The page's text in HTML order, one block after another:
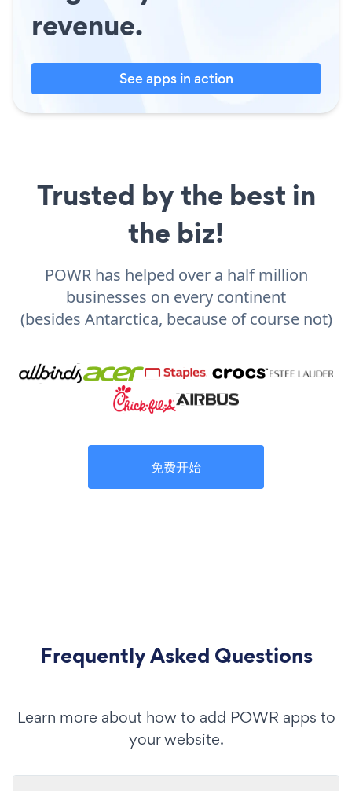
revenue.
See apps in action
Trusted by the best in
the biz!
POWR has helped over a half million
businesses on every continent
(besides Antarctica, because of course not)
免费开始
Frequently Asked Questions
Learn more about how to add POWR apps to
your website.